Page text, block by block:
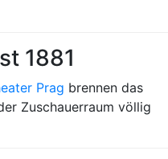
1881
Prag brennen das
Zuschauerraum völlig